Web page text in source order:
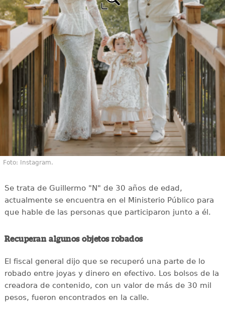
Foto: Instagram.
Se trata de Guillermo "N" de 30 años de edad,
actualmente se encuentra en el Ministerio Público para
que hable de las personas que participaron junto a él.
Recuperan algunos objetos robados
El fiscal general dijo que se recuperó una parte de lo
robado entre joyas y dinero en efectivo. Los bolsos de la
creadora de contenido, con un valor de más de 30 mil
pesos, fueron encontrados en la calle.